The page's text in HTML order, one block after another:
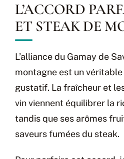
L’ACCORD
ET STEAK DE
L’alliance du Gamay de
montagne est un
gustatif. La fraîcheur et
vin viennent équilibrer la
tandis que ses arômes
saveurs fumées du steak.